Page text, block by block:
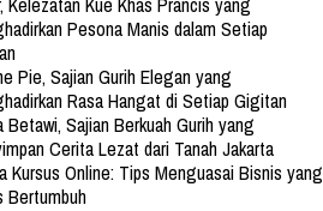
Pesona Manis dalam Setiap
Pie, Sajian Gurih Elegan yang
Rasa Hangat di Setiap Gigitan
Betawi, Sajian Berkuah Gurih yang
Cerita Lezat dari Tanah Jakarta
Kursus Online: Tips Menguasai Bisnis yang
Bertumbuh